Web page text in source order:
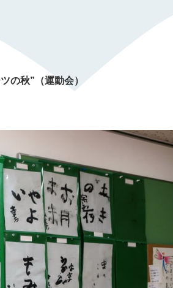
の秋”（運動会）